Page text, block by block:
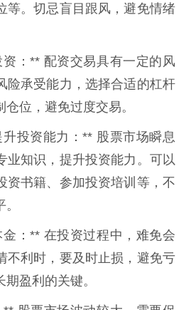
等。切忌盲目跟风，避免情绪
：** 配资交易具有一定的风
险承受能力，选择合适的杠杆
位，避免过度交易。
投资能力：** 股票市场瞬息
业知识，提升投资能力。可以
资书籍、参加投资培训等，不
：** 在投资过程中，难免会
不利时，要及时止损，避免亏
盈利的关键。